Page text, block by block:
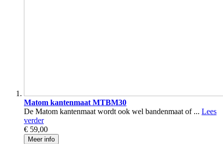
Matom kantenmaat MTBM30
De Matom kantenmaat wordt ook wel bandenmaat of ... Lees
verder
€ 59,00
Meer info